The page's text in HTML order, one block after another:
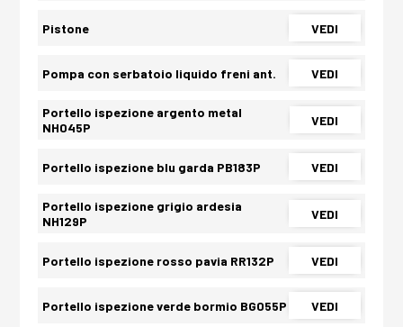
Pistone VEDI
Pompa con serbatoio liquido freni ant. VEDI
Portello ispezione argento metal
NH045P
VEDI
Portello ispezione blu garda PB183P VEDI
Portello ispezione grigio ardesia
NH129P
VEDI
Portello ispezione rosso pavia RR132P VEDI
Portello ispezione verde bormio BG055P VEDI